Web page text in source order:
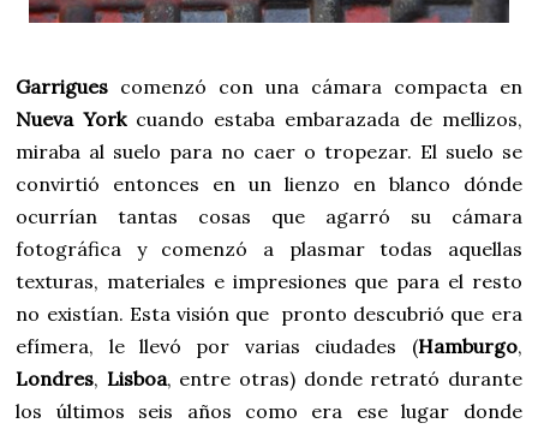
Garrigues comenzó con una cámara compacta en
Nueva Yorkcuando estaba embarazada de mellizos,
miraba al suelo para no caer o tropezar. El suelo se
convirtió entonces en un lienzo en blanco dónde
ocurrían tantas cosas que agarró su cámara
fotográfica y comenzó a plasmar todas aquellas
texturas, materiales e impresiones que para el resto
no existían. Esta visión que pronto descubrió que era
efímera, le llevó por varias ciudades (Hamburgo,
Londres, Lisboa, entre otras) donde retrató durante
los últimos seis años como era ese lugar donde